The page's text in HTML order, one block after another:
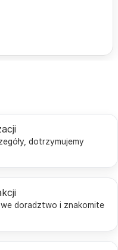
dotrzymujemy
doradztwo i znakomite